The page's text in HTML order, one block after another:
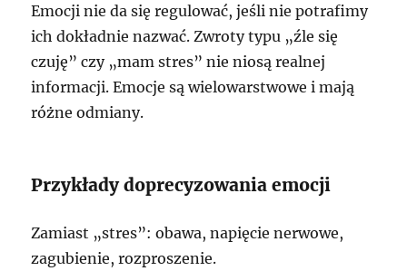
Emocji nie da się regulować, jeśli nie potrafimy
ich dokładnie nazwać. Zwroty typu „źle się
czuję” czy „mam stres” nie niosą realnej
informacji. Emocje są wielowarstwowe i mają
różne odmiany.
Przykłady doprecyzowania emocji
Zamiast „stres”: obawa, napięcie nerwowe,
zagubienie, rozproszenie.